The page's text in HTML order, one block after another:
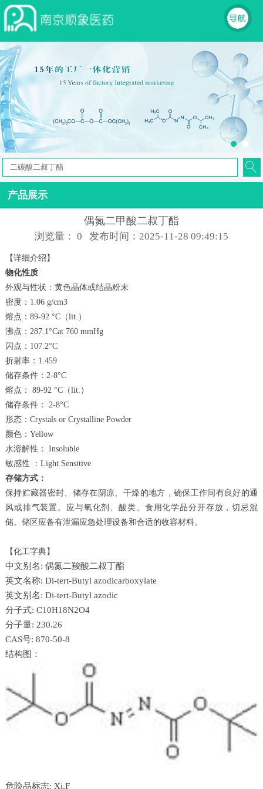
产品展示
偶氮二甲酸二叔丁酯
浏览量： 0 发布时间：2025-11-28 09:49:15
【详细介绍】
物化性质
外观与性状：黄色晶体或结晶粉末
密度：1.06 g/cm3
熔点：89-92 °C（lit.）
沸点：287.1°Cat 760 mmHg
闪点：107.2°C
折射率：1.459
储存条件：2-8°C
熔点： 89-92 °C（lit.）
储存条件： 2-8°C
形态：Crystals or Crystalline Powder
颜色：Yellow
水溶解性： Insoluble
敏感性 ：Light Sensitive
存储方式：
保持贮藏器密封、储存在阴凉、干燥的地方，确保工作间有良好的通
风或排气装置。应与氧化剂、酸类、食用化学品分开存放，切忌混
储。储区应备有泄漏应急处理设备和合适的收容材料。
【化工字典】
中文别名: 偶氮二羧酸二叔丁酯
英文名称: Di-tert-Butyl azodicarboxylate
英文别名: Di-tert-Butyl azodic
分子式: C10H18N2O4
分子量: 230.26
CAS号: 870-50-8
结构图：
危险品标志: Xi,F